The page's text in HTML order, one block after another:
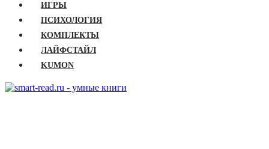
ИГРЫ
ПСИХОЛОГИЯ
КОМПЛЕКТЫ
ЛАЙФСТАЙЛ
KUMON